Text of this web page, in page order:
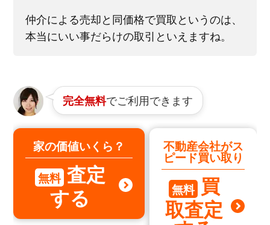
仲介による売却と同価格で買取というのは、
本当にいい事だらけの取引といえますね。
完全無料でご利用できます
家の価値いくら？
無料 査定
する
不動産会社がス
ピード買い取り
無料 買
取査定